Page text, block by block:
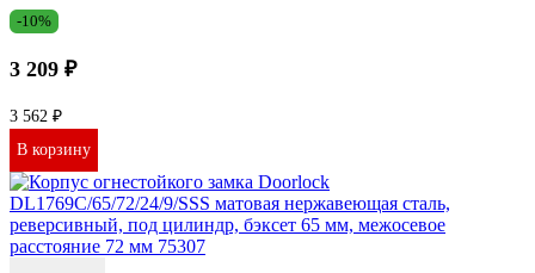
-10%
3 209 ₽
3 562 ₽
В корзину